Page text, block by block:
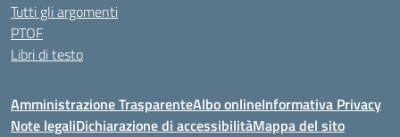
Tutti gli argomenti
PTOF
Libri di testo
Amministrazione TrasparenteAlbo onlineInformativa Privacy
Note legaliDichiarazione di accessibilitàMappa del sito